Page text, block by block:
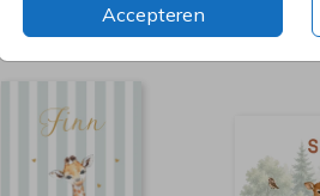
Accepteren
POSTER